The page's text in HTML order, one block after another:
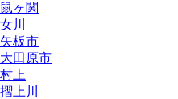
鼠ヶ関
女川
矢板市
大田原市
村上
摺上川